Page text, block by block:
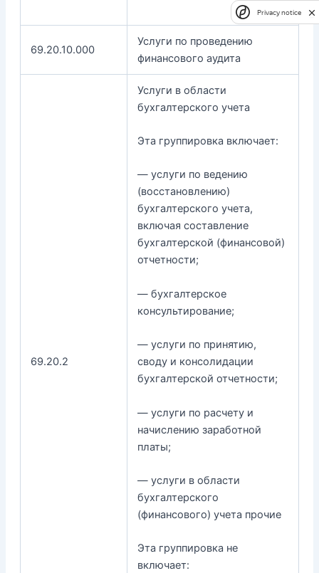
69.20.10.000
Услуги по проведению
финансового аудита
69.20.2
Услуги в области
бухгалтерского учета
Эта группировка включает:
— услуги по ведению
(восстановлению)
бухгалтерского учета,
включая составление
бухгалтерской (финансовой)
отчетности;
— бухгалтерское
консультирование;
— услуги по принятию,
своду и консолидации
бухгалтерской отчетности;
— услуги по расчету и
начислению заработной
платы;
— услуги в области
бухгалтерского
(финансового) учета прочие
Эта группировка не
включает:
Privacy notice